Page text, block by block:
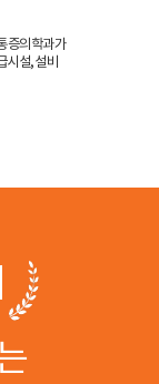
증의학과가
시설, 설비